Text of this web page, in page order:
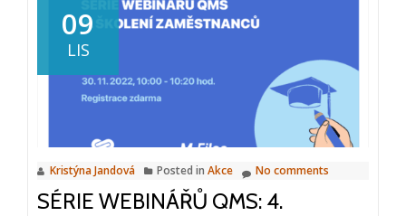
výjezd
21.
2024
09
LIS
Kristýna Jandová Posted in Akce No comments
SÉRIE WEBINÁŘŮ QMS: 4.